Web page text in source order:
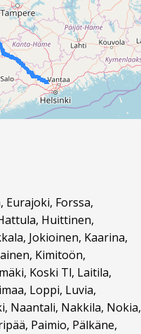
Eurajoki, Forssa,
Huittinen,
Jokioinen, Kaarina,
Kimitoön,
Koski Tl, Laitila,
Loppi, Luvia,
Naantali, Nakkila, Nokia,
Paimio, Pälkäne,